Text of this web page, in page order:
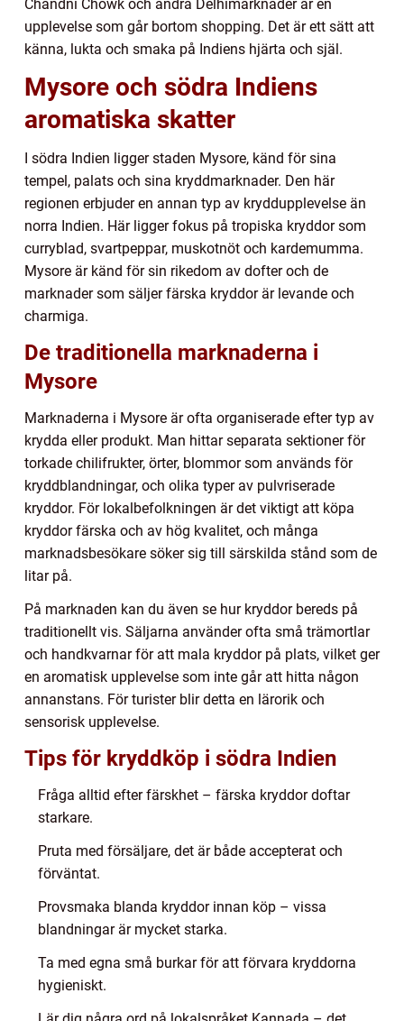
Chandni Chowk och andra Delhimarknader är en
upplevelse som går bortom shopping. Det är ett sätt att
känna, lukta och smaka på Indiens hjärta och själ.
Mysore och södra Indiens
aromatiska skatter
I södra Indien ligger staden Mysore, känd för sina
tempel, palats och sina kryddmarknader. Den här
regionen erbjuder en annan typ av kryddupplevelse än
norra Indien. Här ligger fokus på tropiska kryddor som
curryblad, svartpeppar, muskotnöt och kardemumma.
Mysore är känd för sin rikedom av dofter och de
marknader som säljer färska kryddor är levande och
charmiga.
De traditionella marknaderna i
Mysore
Marknaderna i Mysore är ofta organiserade efter typ av
krydda eller produkt. Man hittar separata sektioner för
torkade chilifrukter, örter, blommor som används för
kryddblandningar, och olika typer av pulvriserade
kryddor. För lokalbefolkningen är det viktigt att köpa
kryddor färska och av hög kvalitet, och många
marknadsbesökare söker sig till särskilda stånd som de
litar på.
På marknaden kan du även se hur kryddor bereds på
traditionellt vis. Säljarna använder ofta små trämortlar
och handkvarnar för att mala kryddor på plats, vilket ger
en aromatisk upplevelse som inte går att hitta någon
annanstans. För turister blir detta en lärorik och
sensorisk upplevelse.
Tips för kryddköp i södra Indien
Fråga alltid efter färskhet – färska kryddor doftar
starkare.
Pruta med försäljare, det är både accepterat och
förväntat.
Provsmaka blanda kryddor innan köp – vissa
blandningar är mycket starka.
Ta med egna små burkar för att förvara kryddorna
hygieniskt.